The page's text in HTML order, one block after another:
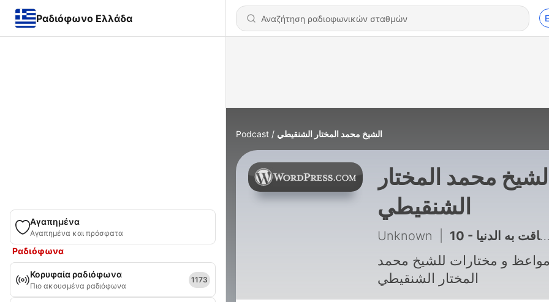
Ραδιόφωνο Ελλάδα
Αγαπημένα
Αγαπημένα και πρόσφατα
Ραδιόφωνα
Κορυφαία ραδιόφωνα
Πιο ακουσμένα ραδιόφωνα
1173
Podcast الشيخ محمد المختار الشنقيطي
الشيخ محمد المختار
الشنقيطي
Unknown 10 - لمن ضاقت به الدنيا
مواعظ و مختارات للشيخ محمد
المختار الشنقيطي